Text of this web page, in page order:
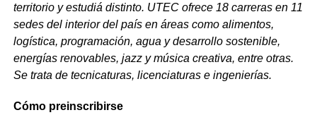
territorio y estudiá distinto. UTEC ofrece 18 carreras en 11
sedes del interior del país en áreas como alimentos,
logística, programación, agua y desarrollo sostenible,
energías renovables, jazz y música creativa, entre otras.
Se trata de tecnicaturas, licenciaturas e ingenierías.
Cómo preinscribirse